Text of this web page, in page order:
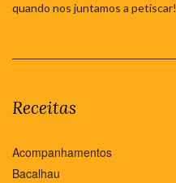
quando nos juntamos a petiscar!
Receitas
Acompanhamentos
Bacalhau